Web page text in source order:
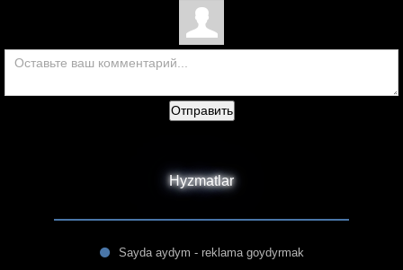
Отправить
Hyzmatlar
Sayda aydym - reklama goydyrmak